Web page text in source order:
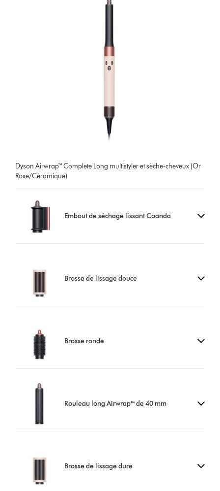
Dyson Airwrap™ Complete Long multistyler et sèche-cheveux (Or
Rose/Céramique)
Embout de séchage lissant Coanda
Brosse de lissage douce
Brosse ronde
Rouleau long Airwrap™ de 40 mm
Brosse de lissage dure